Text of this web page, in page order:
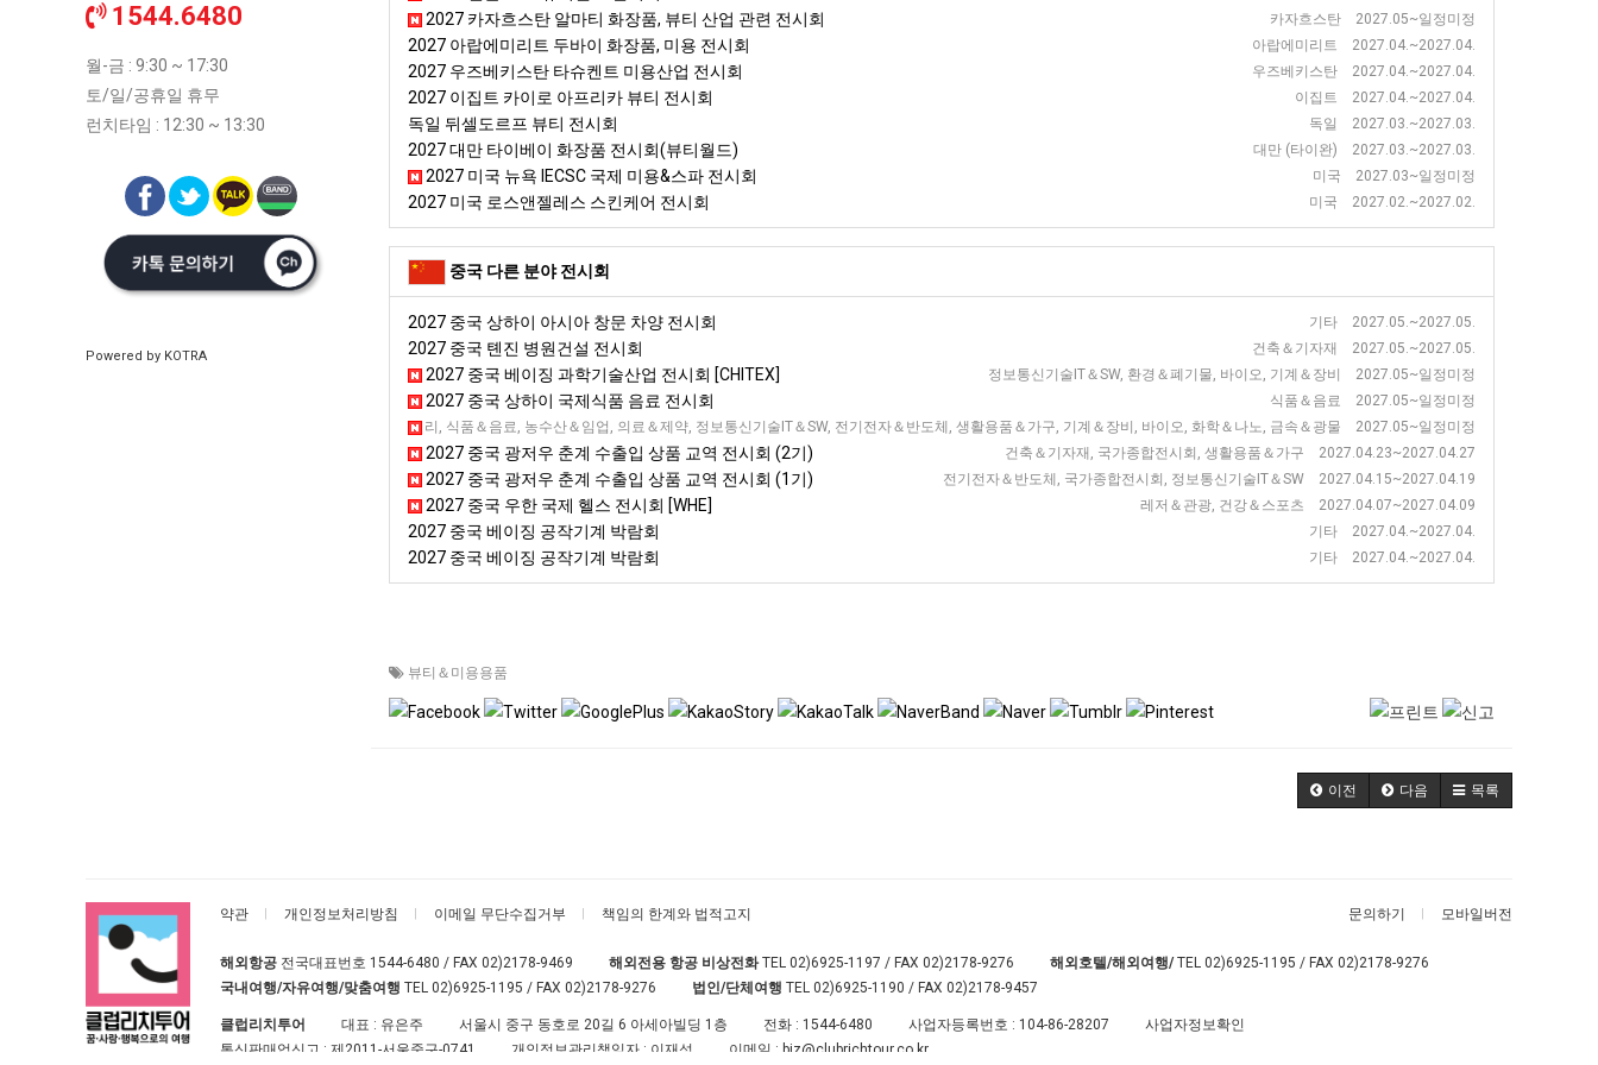
카자흐스탄 2027.05~일정미정
2027 카자흐스탄 알마티 화장품, 뷰티 산업 관련 전시회
아랍에미리트 2027.04.~2027.04.
2027 아랍에미리트 두바이 화장품, 미용 전시회
우즈베키스탄 2027.04.~2027.04.
2027 우즈베키스탄 타슈켄트 미용산업 전시회
이집트 2027.04.~2027.04.
2027 이집트 카이로 아프리카 뷰티 전시회
독일 2027.03.~2027.03.
독일 뒤셀도르프 뷰티 전시회
대만 (타이완) 2027.03.~2027.03.
2027 대만 타이베이 화장품 전시회(뷰티월드)
미국 2027.03~일정미정
2027 미국 뉴욕 IECSC 국제 미용&스파 전시회
미국 2027.02.~2027.02.
2027 미국 로스앤젤레스 스킨케어 전시회
중국 다른 분야 전시회
기타 2027.05.~2027.05.
2027 중국 상하이 아시아 창문 차양 전시회
건축＆기자재 2027.05.~2027.05.
2027 중국 톈진 병원건설 전시회
정보통신기술IT＆SW, 환경＆폐기물, 바이오, 기계＆장비 2027.05~일정미정
2027 중국 베이징 과학기술산업 전시회 [CHITEX]
식품＆음료 2027.05~일정미정
2027 중국 상하이 국제식품 음료 전시회
뷰티＆미용용품, 국가종합전시회, 쥬얼리, 식품＆음료, 농수산＆임업, 의료＆제약, 정보통신기술IT＆SW, 전기전자＆반도체, 생활용품＆가구, 기계＆장비, 바이오, 화학＆나노, 금속＆광물 2027.05~일정미정
2027 중국 청두 서부 국제 전시회 [WCIF]
건축＆기자재, 국가종합전시회, 생활용품＆가구 2027.04.23~2027.04.27
2027 중국 광저우 춘계 수출입 상품 교역 전시회 (2기)
전기전자＆반도체, 국가종합전시회, 정보통신기술IT＆SW 2027.04.15~2027.04.19
2027 중국 광저우 춘계 수출입 상품 교역 전시회 (1기)
레저＆관광, 건강＆스포츠 2027.04.07~2027.04.09
2027 중국 우한 국제 헬스 전시회 [WHE]
기타 2027.04.~2027.04.
2027 중국 베이징 공작기계 박람회
기타 2027.04.~2027.04.
2027 중국 베이징 공작기계 박람회
뷰티＆미용용품
이전 다음 목록
1544.6480
월-금 : 9:30 ~ 17:30
토/일/공휴일 휴무
런치타임 : 12:30 ~ 13:30
Powered by KOTRA
약관 개인정보처리방침 이메일 무단수집거부 책임의 한계와 법적고지 문의하기 모바일버전
해외항공전국대표번호 1544-6480 / FAX 02)2178-9469 해외전용 항공 비상전화TEL 02)6925-1197 / FAX 02)2178-9276 해외호텔/해외여행/TEL 02)6925-1195 / FAX 02)2178-9276
국내여행/자유여행/맞춤여행 TEL 02)6925-1195 / FAX 02)2178-9276 법인/단체여행 TEL 02)6925-1190 / FAX 02)2178-9457
클럽리치투어 대표 : 유은주 서울시 중구 동호로 20길 6 아세아빌딩 1층 전화 : 1544-6480 사업자등록번호 : 104-86-28207
사업자정보확인
통신판매업신고 : 제2011-서울중구-0741 개인정보관리책임자 : 이재성 이메일 : biz@clubrichtour.co.kr